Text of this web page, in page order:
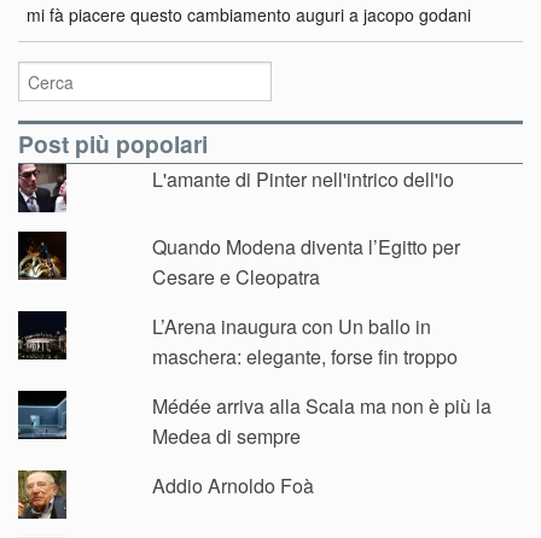
mi fà piacere questo cambiamento auguri a jacopo godani
Post più popolari
L'amante di Pinter nell'intrico dell'io
Quando Modena diventa l’Egitto per
Cesare e Cleopatra
L’Arena inaugura con Un ballo in
maschera: elegante, forse fin troppo
Médée arriva alla Scala ma non è più la
Medea di sempre
Addio Arnoldo Foà